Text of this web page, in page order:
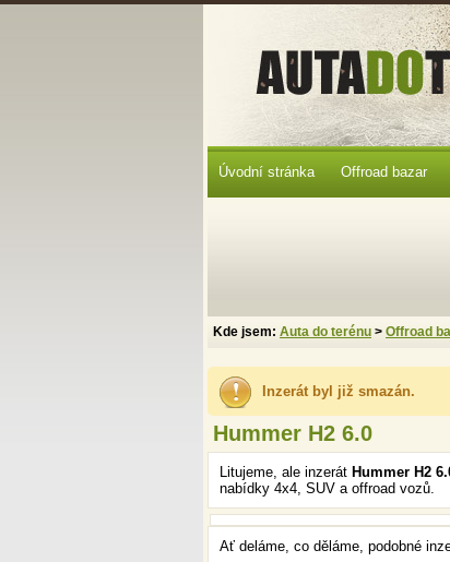
Inzerát byl již smazán.
Hummer H2 6.0
Litujeme, ale inzerát Hummer H2
nabídky 4x4, SUV a offroad vozů.
Ať deláme, co děláme, podobné
Úvodní stránka Offroad bazar
Kde jsem: Auta do terénu > Offroad